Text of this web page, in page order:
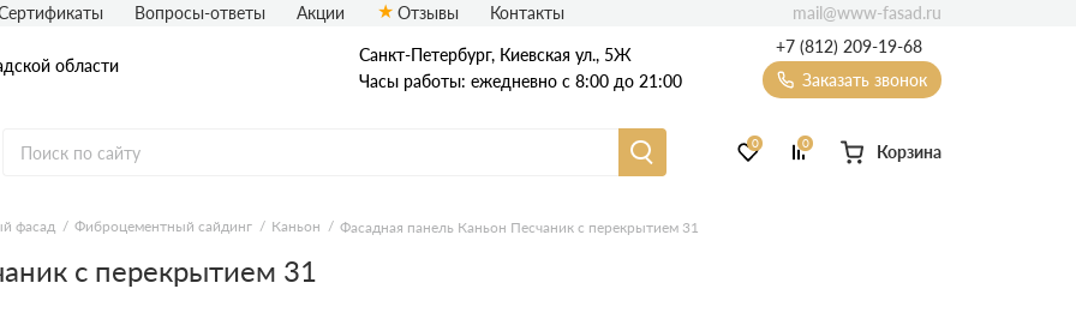
области
Санкт-Петербург, ​Киевская ул., 5Ж
Часы работы: ежедневно с 8:00 до 21:00
+7 (812) 209-19-68
Заказать звонок
Металлический сайдинг Вспененный сайдинг Фиброцементный сайдинг
сайдинг
0 0 Корзина
Вопросы-ответы Акции Отзывы Контакты mail@www-fasad.ru
фасад Фиброцементный сайдинг Каньон Фасадная панель Каньон Песчаник с перекрытием 31
с перекрытием 31